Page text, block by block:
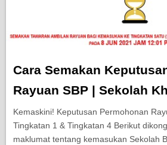
Cara Semakan
Rayuan SBP | Sekolah
Kemaskini! Keputusan Permohonan
Tingkatan 1 & Tingkatan 4 Berikut
maklumat tentang kemasukan Sekolah